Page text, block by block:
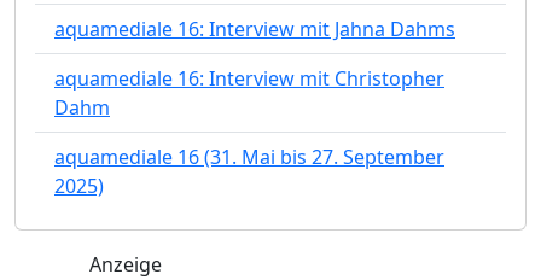
aquamediale 16: Interview mit Jahna Dahms
aquamediale 16: Interview mit Christopher
Dahm
aquamediale 16 (31. Mai bis 27. September
2025)
Anzeige